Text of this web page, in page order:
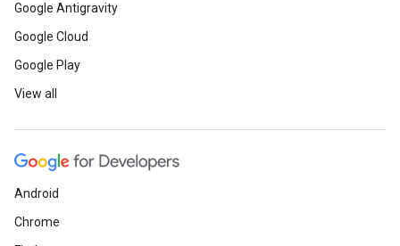
Google Antigravity
Google Cloud
Google Play
View all
Android
Chrome